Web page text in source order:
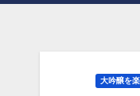
大吟醸を